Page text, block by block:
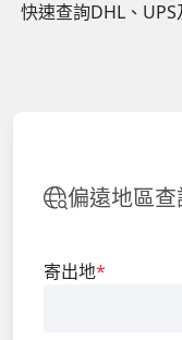
快速查詢DHL、
偏遠地區查
寄出地*